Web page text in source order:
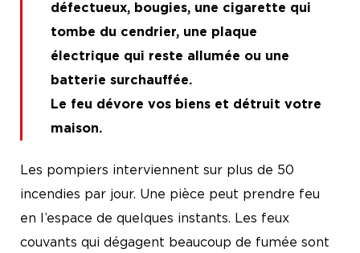
défectueux, bougies, une cigarette qui
tombe du cendrier, une plaque
électrique qui reste allumée ou une
batterie surchauffée.
Le feu dévore vos biens et détruit votre
maison.
Les pompiers interviennent sur plus de 50
incendies par jour. Une pièce peut prendre feu
en l’espace de quelques instants. Les feux
couvants qui dégagent beaucoup de fumée sont